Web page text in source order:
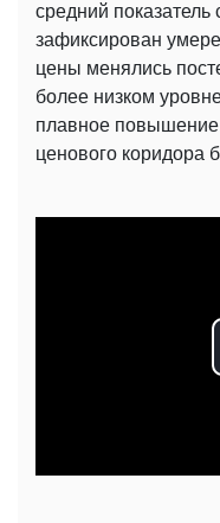
средний показатель
зафиксирован
цены менялись
более низком
плавное повышение
ценового коридора